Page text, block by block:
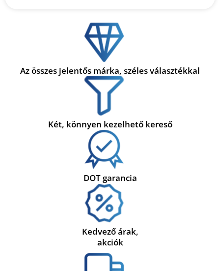
Az összes jelentős márka, széles választékkal
Két, könnyen kezelhető kereső
DOT garancia
Kedvező árak,
akciók